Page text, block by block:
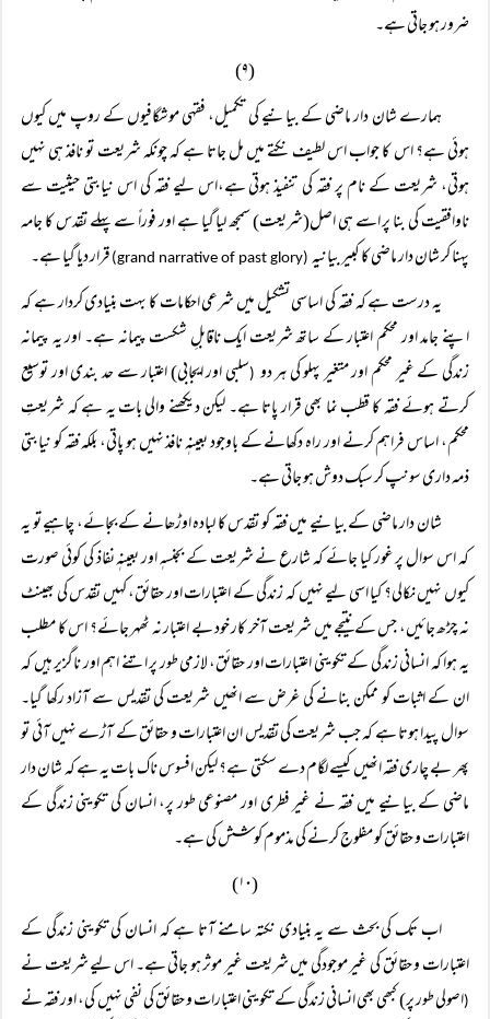
ضرور ہو جاتی ہے۔
(۹)
ہمارے شان دار ماضی کے بیانیے کی تکمیل، فقہی موشگافیوں کے روپ میں کیوں
ہوئی ہے؟ اس کا جواب اس لطیف نکتے میں مل جاتا ہے کہ چونکہ شریعت تو نافذ ہی نہیں
ہوتی، شریعت کے نام پر فقہ کی تنفیذ ہوتی ہے،اس لیے فقہ کی اس نیابتی حیثیت سے
ناوافقیت کی بنا پر اسے ہی اصل(شریعت) سمجھ لیا گیا ہے اور فوراً سے پہلے تقدس کا جامہ
پہنا کر شان دار ماضی کا کبیر بیانیہ (grand narrative of past glory)
قرار دیا گیا ہے۔
یہ درست ہے کہ فقہ کی اساسی تشکیل میں شرعی احکامات کا بہت بنیادی کردار ہے کہ
اپنے جامد اور محکم اعتبار کے ساتھ شریعت ایک ناقابلِ شکست پیمانہ ہے۔ اور یہ پیمانہ
زندگی کے غیر محکم اور متغیر پہلو کی ہر دو (سلبی اور ایجابی) اعتبار سے حد بندی اور توسیع
کرتے ہوئے فقہ کا قطب نما بھی قرار پاتا ہے۔ لیکن دیکھنے والی بات یہ ہے کہ شریعتِ
محکم، اساس فراہم کرنے اور راہ دکھانے کے باوجود بعینہٖ نافذ نہیں ہو پاتی، بلکہ فقہ کو نیابتی
ذمہ داری سونپ کر سبک دوش ہو جاتی ہے۔
شان دار ماضی کے بیانیے میں فقہ کو تقدس کا لبادہ اوڑھانے کے بجائے، چاہیے تو یہ
کہ اس سوال پر غور کیا جائے کہ شارع نے شریعت کے بجنسہٖ اور بعینہٖ نفاذ کی کوئی صورت
کیوں نہیں نکالی؟ کیا اسی لیے نہیں کہ زندگی کے اعتبارات اور حقائق، کہیں تقدس کی بھینٹ
نہ چڑھ جائیں، جس کے نتیجے میں شریعت آخر کار خود بے اعتبار نہ ٹھہر جائے؟ اس کا مطلب
یہ ہوا کہ انسانی زندگی کے تکوینی اعتبارات اور حقائق، لازمی طور پر اتنے اہم اور ناگزیر ہیں کہ
ان کے اثبات کو ممکن بنانے کی غرض سے انھیں شریعت کی تقدیس سے آزاد رکھا گیا۔
سوال پیدا ہوتا ہے کہ جب شریعت کی تقدیس ان اعتبارات و حقائق کے آڑے نہیں آئی تو
پھر بے چاری فقہ انھیں کیسے لگام دے سکتی ہے؟ لیکن افسوس ناک بات یہ ہے کہ شان دار
ماضی کے بیانیے میں فقہ نے غیر فطری اور مصنوعی طور پر، انسان کی تکوینی زندگی کے
اعتبارات و حقائق کو مفلوج کرنے کی مذموم کوشش کی ہے۔
(۱۰)
اب تک کی بحث سے یہ بنیادی نکتہ سامنے آتا ہے کہ انسان کی تکوینی زندگی کے
اعتبارات و حقائق کی غیر موجودگی میں شریعت غیر موثر ہو جاتی ہے۔ اس لیے شریعت نے
(اصولی طور پر) کبھی بھی انسانی زندگی کے تکوینی اعتبارات و حقائق کی نفی نہیں کی، اور فقہ نے